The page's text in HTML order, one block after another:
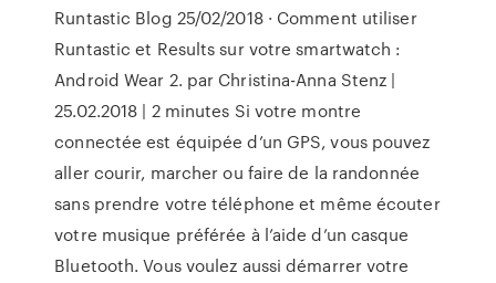
Runtastic Blog 25/02/2018 · Comment utiliser
Runtastic et Results sur votre smartwatch :
Android Wear 2. par Christina-Anna Stenz |
25.02.2018 | 2 minutes Si votre montre
connectée est équipée d’un GPS, vous pouvez
aller courir, marcher ou faire de la randonnée
sans prendre votre téléphone et même écouter
votre musique préférée à l’aide d’un casque
Bluetooth. Vous voulez aussi démarrer votre